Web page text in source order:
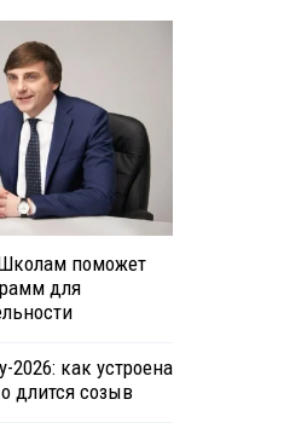
поможет
для
как устроена
длится созыв